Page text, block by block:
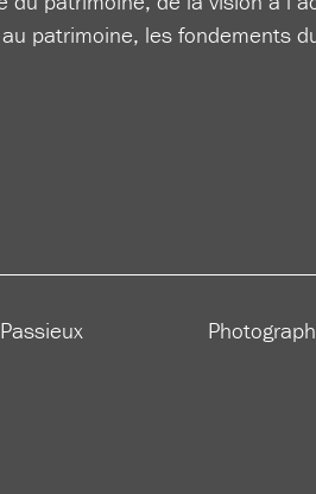
patrimoine, les fondements